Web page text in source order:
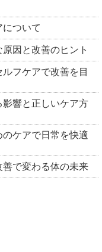
ついて
因と改善のヒント
フケアで改善を目
響と正しいケア方
ケアで日常を快適
で変わる体の未来